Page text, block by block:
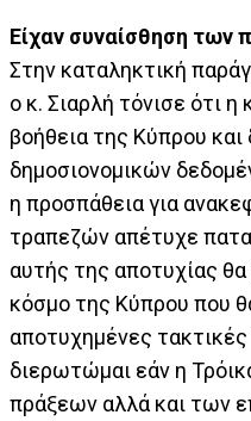
Είχαν συναίσθηση των
Στην καταληκτική
ο κ. Σιαρλή τόνισε ότι
βοήθεια της Κύπρου
δημοσιονομικών
η προσπάθεια για
τραπεζών απέτυχε
αυτής της αποτυχίας θα
κόσμο της Κύπρου που
αποτυχημένες
διερωτώμαι εάν η
πράξεων αλλά και των